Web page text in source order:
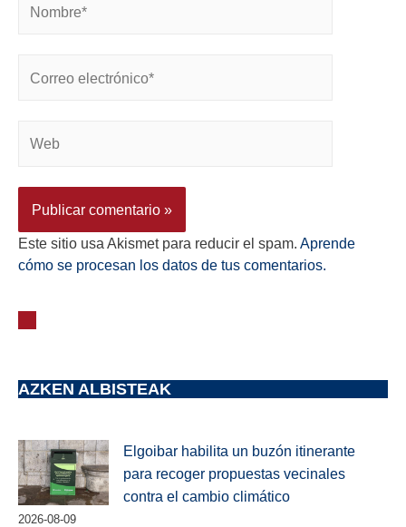
Este sitio usa Akismet para reducir el spam. Aprende
cómo se procesan los datos de tus comentarios.
AZKEN ALBISTEAK
Elgoibar habilita un buzón itinerante
para recoger propuestas vecinales
contra el cambio climático
2026-08-09